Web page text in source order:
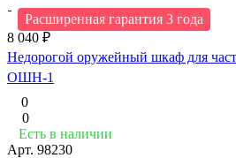
Расширенная гарантия 3 года
8 040 ₽
Недорогой оружейный шкаф для
ОШН-1
0
0
Есть в наличии
Арт. 98230